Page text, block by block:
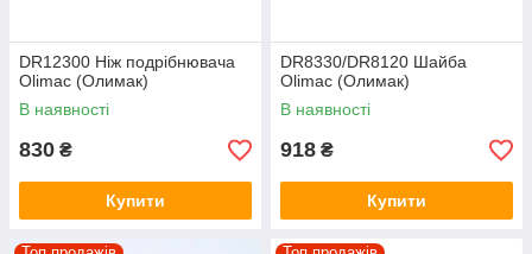
DR12300 Ніж подрібнювача
Olimac (Олимак)
В наявності
830 ₴
Купити
DR8330/DR8120 Шайба
Olimac (Олимак)
В наявності
918 ₴
Купити